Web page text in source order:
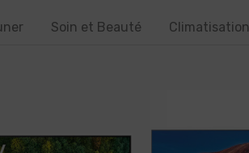
Soin et Beauté Climatisation